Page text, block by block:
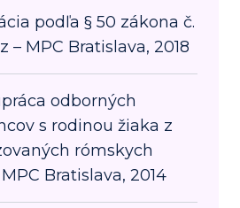
podľa § 50 zákona č.
– MPC Bratislava, 2018
odborných
s rodinou žiaka z
rómskych
Bratislava, 2014